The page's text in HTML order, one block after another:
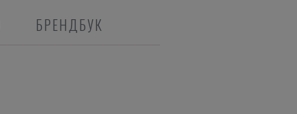
БРЕНДБУК